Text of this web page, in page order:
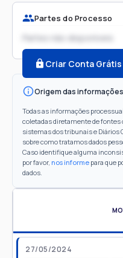
Partes do Processo
Partes não disponíveis
Criar Conta Grátis
Origem das informações
Todas as informações
coletadas diretamente de fontes
sistemas dos tribunais e Diários
sobre como tratamos dados
Caso identifique alguma
por favor, nos informe para que
dados.
27/05/2024